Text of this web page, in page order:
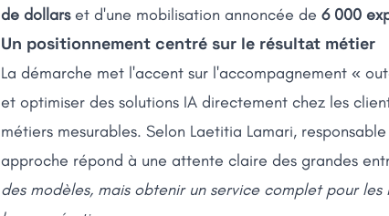
de dollarset d'une mobilisation annoncée de 6 000
Un positionnement centré sur le résultat métier
La démarche met l'accent sur l'accompagnement «
et optimiser des solutions IA directement chez les
métiers mesurables. Selon Laetitia Lamari,
approche répond à une attente claire des grandes
des modèles, mais obtenir un service complet pour